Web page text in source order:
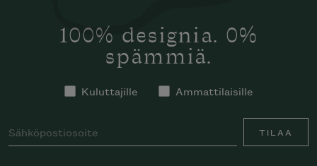
100% designia. 0%
spämmiä.
Kuluttajille Ammattilaisille
TILAA